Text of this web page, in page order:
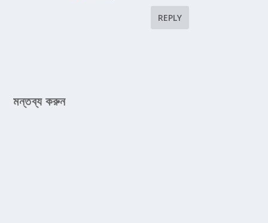
REPLY
মন্তব্য করুন